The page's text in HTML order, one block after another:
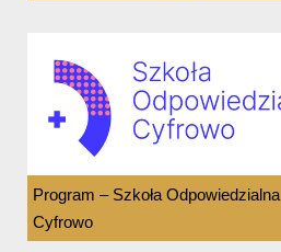
Program – Szkoła Odpowiedzialna
Cyfrowo